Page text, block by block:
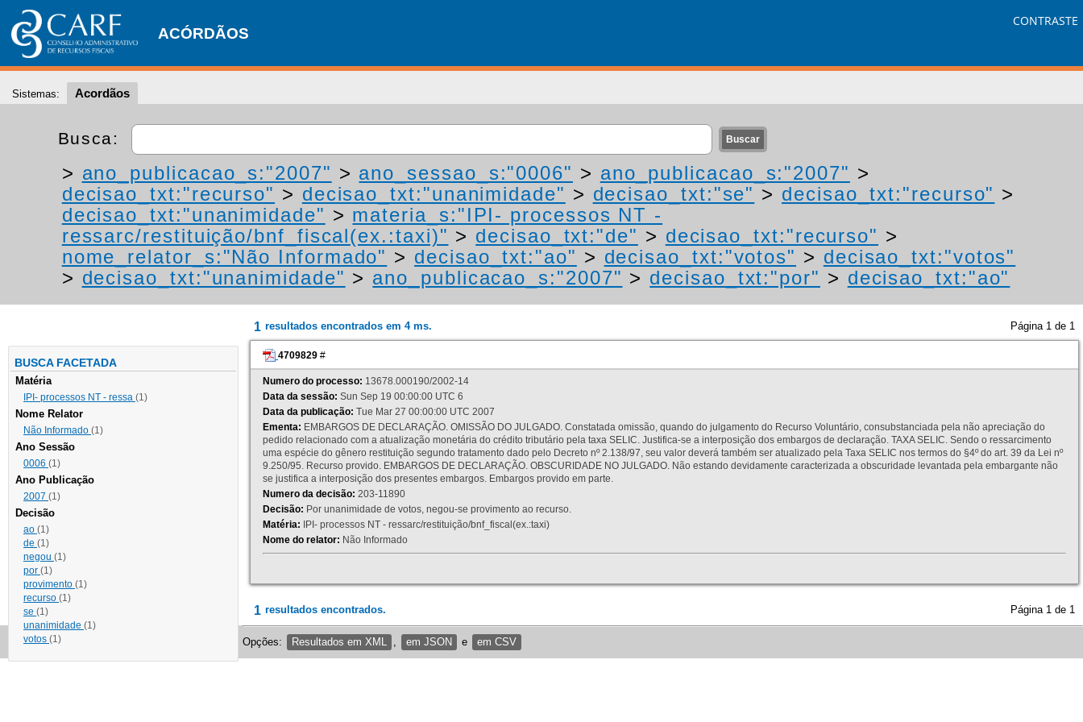
ACÓRDÃOS
CONTRASTE
Sistemas: Acordãos
Busca:
> ano_publicacao_s:"2007" > ano_sessao_s:"0006" > ano_publicacao_s:"2007" >
decisao_txt:"recurso" > decisao_txt:"unanimidade" > decisao_txt:"se" > decisao_txt:"recurso" >
decisao_txt:"unanimidade" > materia_s:"IPI- processos NT -
ressarc/restituição/bnf_fiscal(ex.:taxi)" > decisao_txt:"de" > decisao_txt:"recurso" >
nome_relator_s:"Não Informado" > decisao_txt:"ao" > decisao_txt:"votos" > decisao_txt:"votos"
> decisao_txt:"unanimidade" > ano_publicacao_s:"2007" > decisao_txt:"por" > decisao_txt:"ao"
BUSCA FACETADA
Matéria
IPI- processos NT - ressa (1)
Nome Relator
Não Informado (1)
Ano Sessão
0006 (1)
Ano Publicação
2007 (1)
Decisão
ao (1)
de (1)
negou (1)
por (1)
provimento (1)
recurso (1)
se (1)
unanimidade (1)
votos (1)
1 resultados encontrados em 4 ms. Página 1 de 1
4709829 #
Numero do processo: 13678.000190/2002-14
Data da sessão: Sun Sep 19 00:00:00 UTC 6
Data da publicação: Tue Mar 27 00:00:00 UTC 2007
Ementa: EMBARGOS DE DECLARAÇÃO. OMISSÃO DO JULGADO. Constatada omissão, quando do julgamento do Recurso Voluntário, consubstanciada pela não apreciação do
pedido relacionado com a atualização monetária do crédito tributário pela taxa SELIC. Justifica-se a interposição dos embargos de declaração. TAXA SELIC. Sendo o ressarcimento
uma espécie do gênero restituição segundo tratamento dado pelo Decreto nº 2.138/97, seu valor deverá também ser atualizado pela Taxa SELIC nos termos do §4º do art. 39 da Lei nº
9.250/95. Recurso provido. EMBARGOS DE DECLARAÇÃO. OBSCURIDADE NO JULGADO. Não estando devidamente caracterizada a obscuridade levantada pela embargante não
se justifica a interposição dos presentes embargos. Embargos provido em parte.
Numero da decisão: 203-11890
Decisão: Por unanimidade de votos, negou-se provimento ao recurso.
Matéria: IPI- processos NT - ressarc/restituição/bnf_fiscal(ex.:taxi)
Nome do relator: Não Informado
1 resultados encontrados. Página 1 de 1
Opções: Resultados em XML em JSON e em CSV